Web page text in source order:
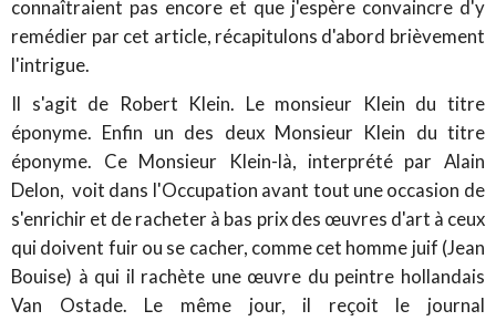
connaîtraient pas encore et que j'espère convaincre d'y
remédier par cet article, récapitulons d'abord brièvement
l'intrigue.
Il s'agit de Robert Klein. Le monsieur Klein du titre
éponyme. Enfin un des deux Monsieur Klein du titre
éponyme. Ce Monsieur Klein-là, interprété par Alain
Delon, voit dans l'Occupation avant tout une occasion de
s'enrichir et de racheter à bas prix des œuvres d'art à ceux
qui doivent fuir ou se cacher, comme cet homme juif (Jean
Bouise) à qui il rachète une œuvre du peintre hollandais
Van Ostade. Le même jour, il reçoit le journal